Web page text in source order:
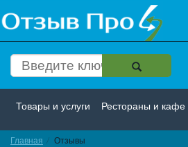
Товары и услуги Рестораны и кафе
Красота и здоровье
Главная Отзывы